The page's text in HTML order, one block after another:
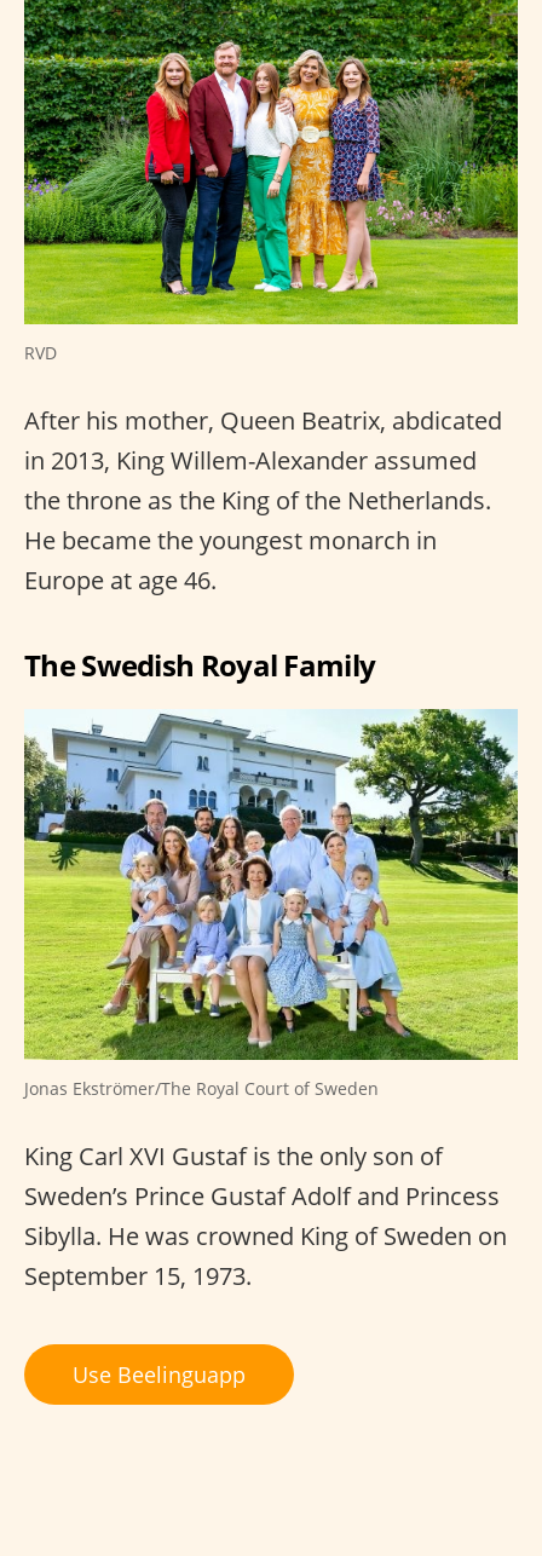
RVD
After his mother, Queen Beatrix, abdicated
in 2013, King Willem-Alexander assumed
the throne as the King of the Netherlands.
He became the youngest monarch in
Europe at age 46.
The Swedish Royal Family
Jonas Ekströmer/The Royal Court of Sweden
King Carl XVI Gustaf is the only son of
Sweden’s Prince Gustaf Adolf and Princess
Sibylla. He was crowned King of Sweden on
September 15, 1973.
Use Beelinguapp